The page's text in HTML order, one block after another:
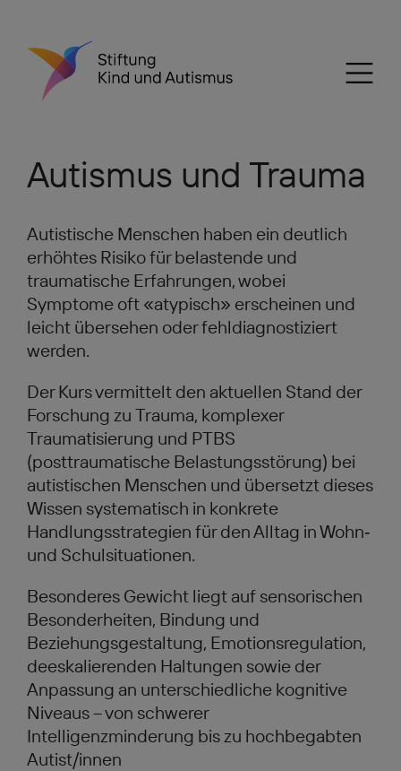
Autismus und Trauma
Autistische Menschen haben ein deutlich
erhöhtes Risiko für belastende und
traumatische Erfahrungen, wobei
Symptome oft «atypisch» erscheinen und
leicht übersehen oder fehldiagnostiziert
werden.
Der Kurs vermittelt den aktuellen Stand der
Forschung zu Trauma, komplexer
Traumatisierung und PTBS
(posttraumatische Belastungsstörung) bei
autistischen Menschen und übersetzt dieses
Wissen systematisch in konkrete
Handlungsstrategien für den Alltag in Wohn‑
und Schulsituationen.
Besonderes Gewicht liegt auf sensorischen
Besonderheiten, Bindung und
Beziehungsgestaltung, Emotionsregulation,
deeskalierenden Haltungen sowie der
Anpassung an unterschiedliche kognitive
Niveaus – von schwerer
Intelligenzminderung bis zu hochbegabten
Autist/innen